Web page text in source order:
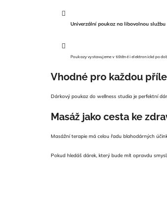
Univerzální poukaz na libovolnou službu
Poukazy vystavujeme v tištěné i elektronické
Vhodné pro každou
Dárkový poukaz do wellness studia je perfektní
Masáž jako cesta ke
Masážní terapie má celou řadu blahodárných
Pokud hledáš dárek, který bude mít opravdu